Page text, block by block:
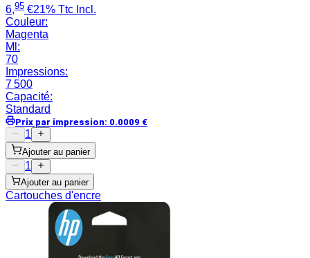
6,95 €21% Ttc Incl.
Couleur:
Magenta
Ml :
70
Impressions:
7 500
Capacité:
Standard
Prix par impression: 0.0009 €
1
Ajouter au panier
1
Ajouter au panier
Cartouches d'encre